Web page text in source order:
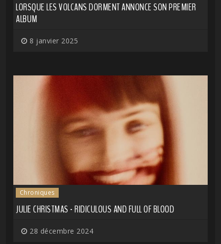
LORSQUE LES VOLCANS DORMENT ANNONCE SON PREMIER
ALBUM
8 janvier 2025
Chroniques
JULIE CHRISTMAS - RIDICULOUS AND FULL OF BLOOD
28 décembre 2024